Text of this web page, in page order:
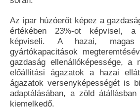
Az ipar húzóerőt képez a
értékében 23%-ot képvisel, a
képviseli. A hazai, magas
gyártókapacitások
gazdaság ellenállóképessége, a
előállítási ágazatok a hazai
ágazatok versenyképességét is
adaptálásában, a zöld
kiemelkedő.